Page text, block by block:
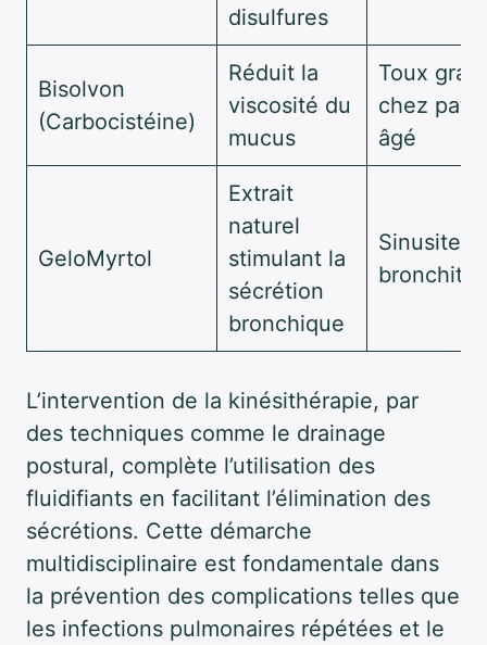
disulfures
Bisolvon
(Carbocistéine)
Réduit la
viscosité du
mucus
Toux
chez
âgé
GeloMyrtol
Extrait
naturel
stimulant la
sécrétion
bronchique
Sinusites,
bronchites
L’intervention de la kinésithérapie, par
des techniques comme le drainage
postural, complète l’utilisation des
fluidifiants en facilitant l’élimination des
sécrétions. Cette démarche
multidisciplinaire est fondamentale dans
la prévention des complications telles que
les infections pulmonaires répétées et le